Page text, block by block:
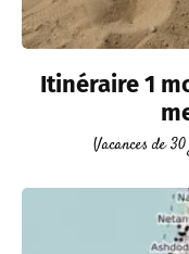
Itinéraire 1
Vacances de